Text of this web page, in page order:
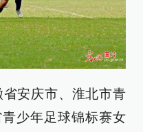
安庆市、淮北市青
少年足球锦标赛女